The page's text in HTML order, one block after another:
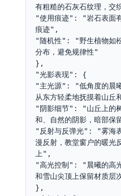
有粗糙的石灰石纹理，交
"使用痕迹": "岩石表面
痕迹",
"随机性": "野生植物如
分布，避免规律性"
},
"光影表现": {
"主光源": "低角度的晨
从东方轻柔地抚摸着山丘
"阴影细节": "山丘上的
和、自然的阴影，暗部保
"反射与反弹光": "雾海
漫反射，教堂窗户的暖光
上",
"高光控制": "晨曦的高
和雪山尖顶上保留材质层
},